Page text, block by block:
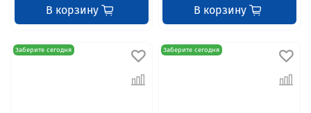
В корзину В корзину
Заберите сегодня Заберите сегодня